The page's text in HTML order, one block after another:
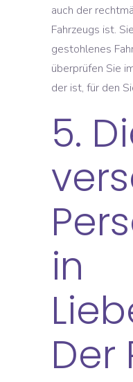
auch der
Fahrzeugs ist.
gestohlenes
überprüfen Sie
der ist, für den
5.
in
Der